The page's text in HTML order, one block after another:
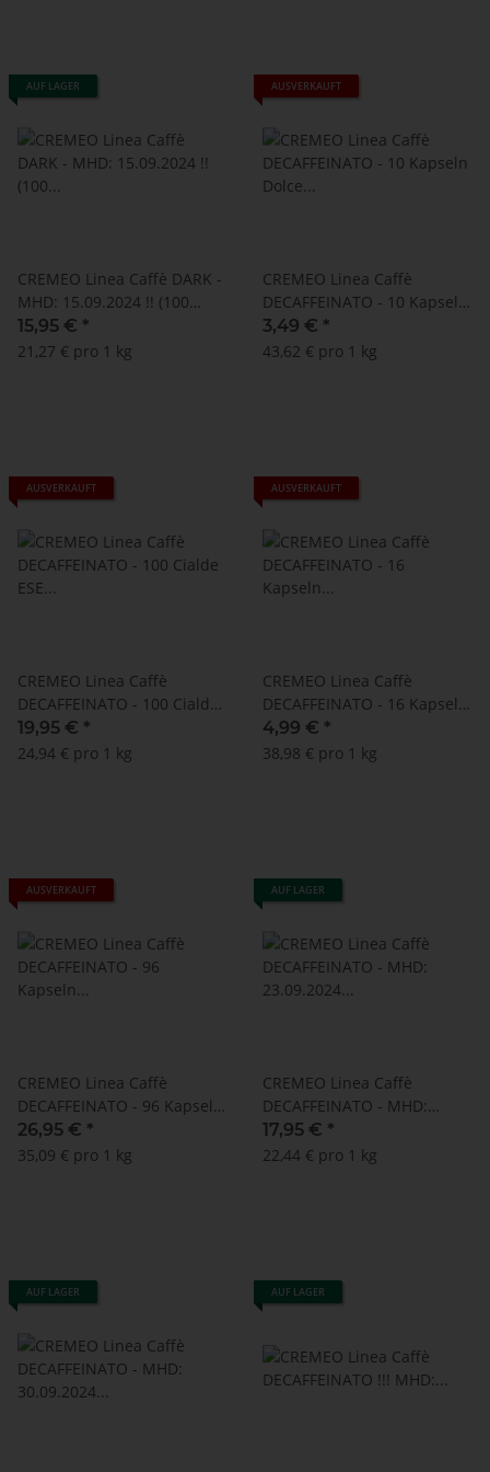
AUF LAGER
CREMEO Linea Caffè DARK -
MHD: 15.09.2024 !! (100
Kapseln Lavazza a Modo
Mio ® kompatibel)
15,95 € *
21,27 € pro 1 kg
AUSVERKAUFT
CREMEO Linea Caffè
DECAFFEINATO - 10 Kapseln
Dolce Gusto ® kompatibel
3,49 € *
43,62 € pro 1 kg
AUSVERKAUFT
CREMEO Linea Caffè
DECAFFEINATO - 100 Cialde
ESE (ESE-Pads)
19,95 € *
24,94 € pro 1 kg
AUSVERKAUFT
CREMEO Linea Caffè
DECAFFEINATO - 16 Kapseln
Caffitaly ® kompatibel
4,99 € *
38,98 € pro 1 kg
AUSVERKAUFT
CREMEO Linea Caffè
DECAFFEINATO - 96 Kapseln
Caffitaly ® kompatibel
26,95 € *
35,09 € pro 1 kg
AUF LAGER
CREMEO Linea Caffè
DECAFFEINATO - MHD:
23.09.2024 !! - 100 Cialde
ESE (ESE-Pads)
17,95 € *
22,44 € pro 1 kg
AUF LAGER AUF LAGER